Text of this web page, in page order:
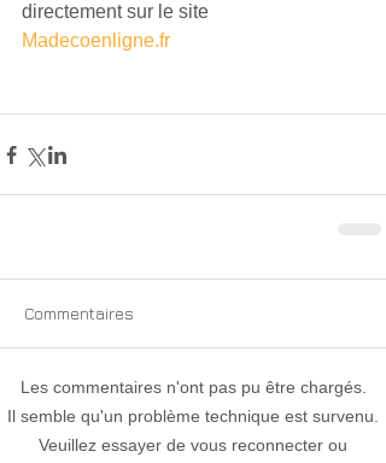
directement sur le site
Madecoenligne.fr
Commentaires
Les commentaires n'ont pas pu être chargés.
Il semble qu'un problème technique est survenu.
Veuillez essayer de vous reconnecter ou